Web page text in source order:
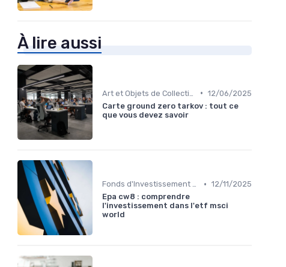
À lire aussi
• 12/06/2025
Carte ground zero tarkov : tout ce
que vous devez savoir
Fonds d'Investissement et ETF • 12/11/2025
Epa cw8 : comprendre
l'investissement dans l'etf msci
world